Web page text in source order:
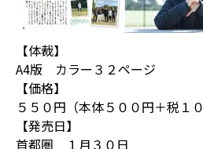
【体裁】
A4版 カラー３２ページ
【価格】
５５０円（本体５００円＋税１０
【発売日】
首都圏 １月３０日